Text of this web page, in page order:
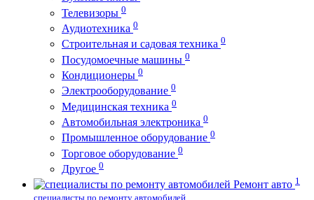
Телевизоры 0
Аудиотехника 0
Строительная и садовая техника 0
Посудомоечные машины 0
Кондиционеры 0
Электрооборудование 0
Медицинская техника 0
Автомобильная электроника 0
Промышленное оборудование 0
Торговое оборудование 0
Другое 0
Ремонт авто 1
специалисты по ремонту автомобилей